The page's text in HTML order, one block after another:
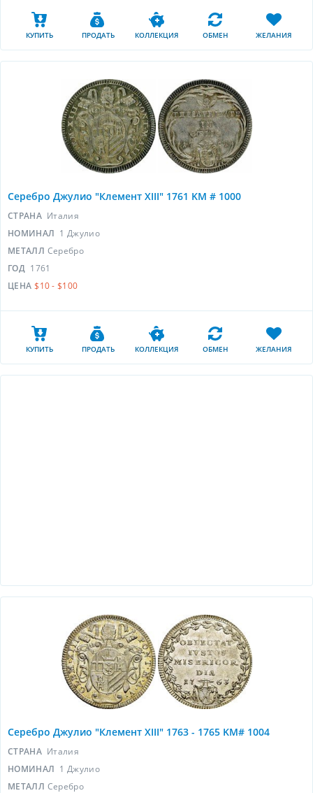
КУПИТЬ ПРОДАТЬ КОЛЛЕКЦИЯ ОБМЕН ЖЕЛАНИЯ
Серебро Джулио "Клемент XIII" 1761 KM # 1000
СТРАНА Италия
НОМИНАЛ 1 Джулио
МЕТАЛЛ Серебро
ГОД 1761
ЦЕНА $10 - $100
КУПИТЬ ПРОДАТЬ КОЛЛЕКЦИЯ ОБМЕН ЖЕЛАНИЯ
Серебро Джулио "Клемент XIII" 1763 - 1765 KM# 1004
СТРАНА Италия
НОМИНАЛ 1 Джулио
МЕТАЛЛ Серебро